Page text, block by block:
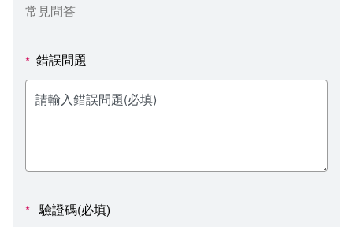
教學媒體處
電算中心
人事室
意見信箱
各單位意見信箱
諮詢信箱進度查詢
影音資訊
常見問答
* 錯誤問題
* 驗證碼(必填)